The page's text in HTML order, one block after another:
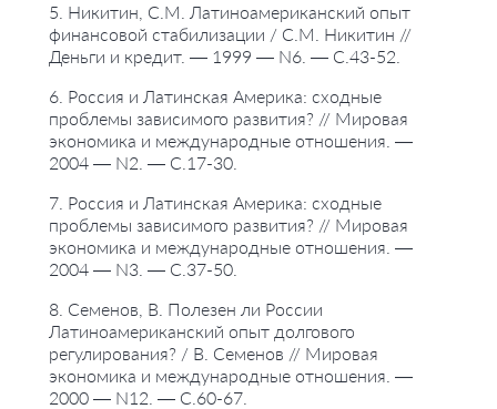
5. Никитин, С.М. Латиноамериканский опыт
финансовой стабилизации / С.М. Никитин //
Деньги и кредит. — 1999 — N6. — С.43-52.
6. Россия и Латинская Америка: сходные
проблемы зависимого развития? // Мировая
экономика и международные отношения. —
2004 — N2. — С.17-30.
7. Россия и Латинская Америка: сходные
проблемы зависимого развития? // Мировая
экономика и международные отношения. —
2004 — N3. — С.37-50.
8. Семенов, В. Полезен ли России
Латиноамериканский опыт долгового
регулирования? / В. Семенов // Мировая
экономика и международные отношения. —
2000 — N12. — С.60-67.